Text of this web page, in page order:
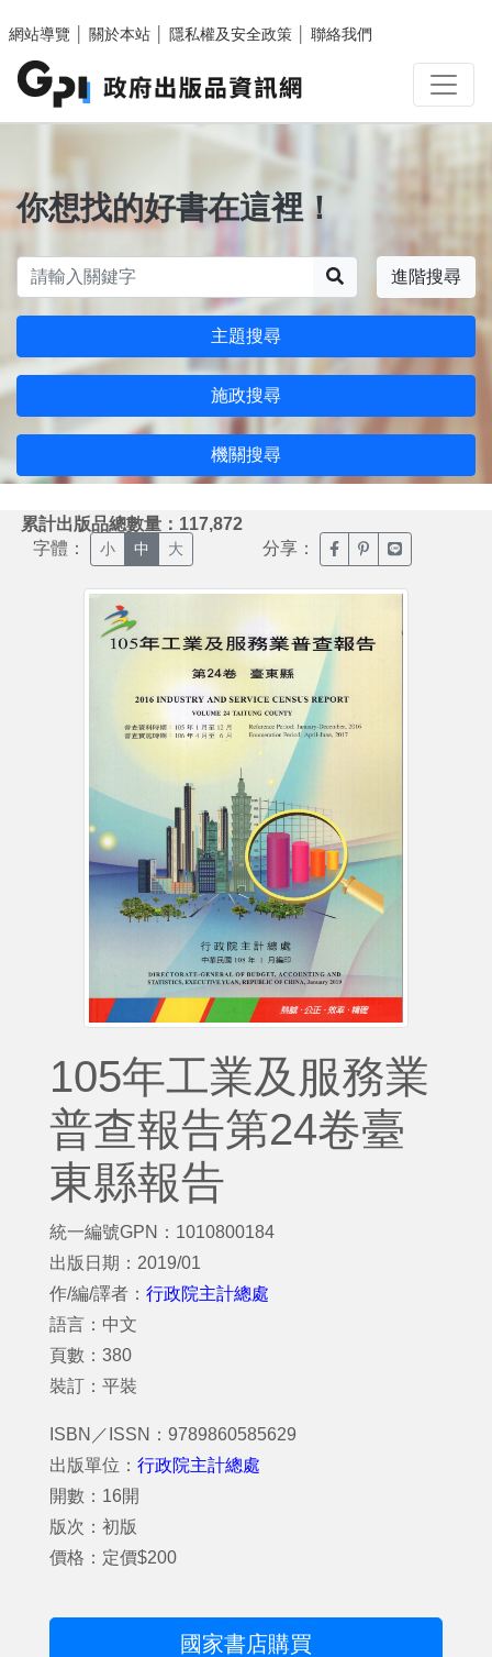
網站導覽
關於本站 隱私權及安全政策 聯絡我們
你想找的好書在這裡！
進階搜尋
主題搜尋
施政搜尋
機關搜尋
累計出版品總數量：117,872
字體： 小 中 大 分享： 臉書分享(另開新視窗)
噗浪分享(另開新
Line分享(另
105年工業及服務業
普查報告第24卷臺
東縣報告
統一編號GPN：1010800184
出版日期：2019/01
作/編/譯者： 行政院主計總處
語言：中文
頁數：380
裝訂：平裝
ISBN／ISSN：9789860585629
出版單位： 行政院主計總處
開數：16開
版次：初版
價格：定價$200
國家書店購買